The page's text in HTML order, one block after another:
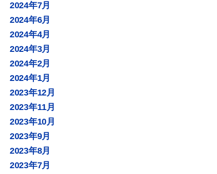
2024年7月
2024年6月
2024年4月
2024年3月
2024年2月
2024年1月
2023年12月
2023年11月
2023年10月
2023年9月
2023年8月
2023年7月